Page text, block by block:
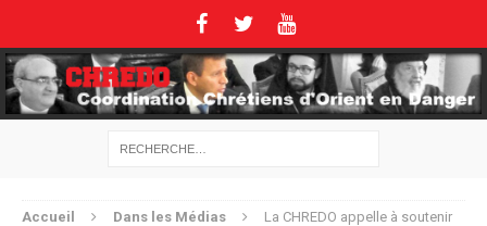
Accueil Dans les Médias
La CHREDO appelle à soutenir